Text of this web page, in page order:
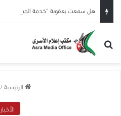
هل سمعت بعقوبة “خدمة الجمهور”؟
بحث عن
الرئيسية/
الأخبار